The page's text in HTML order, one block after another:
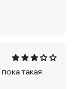
такая